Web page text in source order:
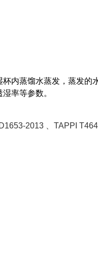
内蒸馏水蒸发，蒸发的
湿率等参数。
2013 、TAPPI